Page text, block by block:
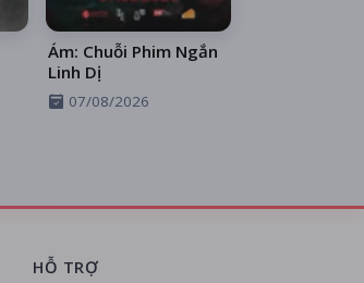
Ám: Chuỗi Phim Ngắn
Linh Dị
07/08/2026
HỖ TRỢ